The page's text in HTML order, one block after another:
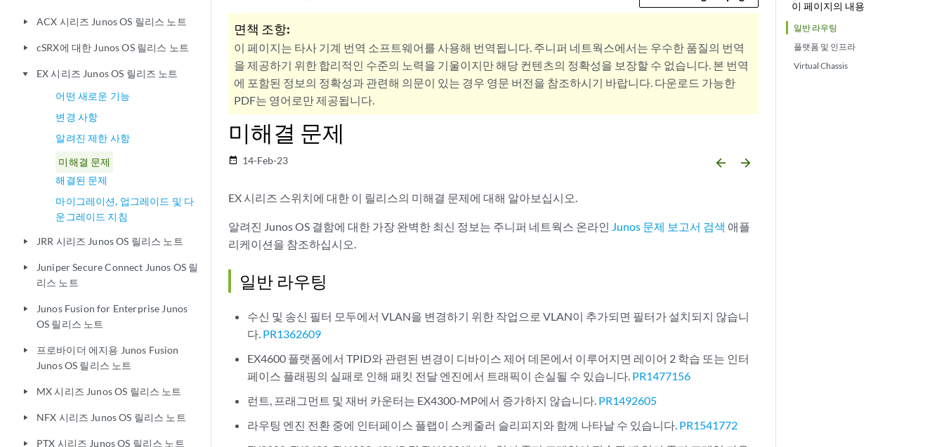
play_arrow ACX 시리즈 Junos OS 릴리스 노트
play_arrow cSRX에 대한 Junos OS 릴리스 노트
play_arrow
EX 시리즈 Junos OS 릴리즈 노트
어떤 새로운 기능
변경 사항
알려진 제한 사항
미해결 문제
해결된 문제
마이그레이션, 업그레이드 및 다
운그레이드 지침
play_arrow JRR 시리즈 Junos OS 릴리스 노트
play_arrow
Juniper Secure Connect Junos OS 릴
리스 노트
play_arrow
Junos Fusion for Enterprise Junos
OS 릴리스 노트
play_arrow
프로바이더 에지용 Junos Fusion
Junos OS 릴리스 노트
play_arrow MX 시리즈 Junos OS 릴리스 노트
play_arrow NFX 시리즈 Junos OS 릴리스 노트
play_arrow PTX 시리즈 Junos OS 릴리스 노트
이 페이지의 내용
일반 라우팅
플랫폼 및 인프라
Virtual Chassis
면책 조항:
이 페이지는 타사 기계 번역 소프트웨어를 사용해 번역됩니다. 주니퍼 네트웍스에서는 우수한 품질의 번역
을 제공하기 위한 합리적인 수준의 노력을 기울이지만 해당 컨텐츠의 정확성을 보장할 수 없습니다. 본 번역
에 포함된 정보의 정확성과 관련해 의문이 있는 경우 영문 버전을 참조하시기 바랍니다. 다운로드 가능한
PDF는 영어로만 제공됩니다.
미해결 문제
date_range 14-Feb-23 arrow_backward arrow_forward
EX 시리즈 스위치에 대한 이 릴리스의 미해결 문제에 대해 알아보십시오.
알려진 Junos OS 결함에 대한 가장 완벽한 최신 정보는 주니퍼 네트웍스 온라인 Junos 문제 보고서 검색 애플
리케이션을 참조하십시오.
일반 라우팅
수신 및 송신 필터 모두에서 VLAN을 변경하기 위한 작업으로 VLAN이 추가되면 필터가 설치되지 않습니
다. PR1362609
EX4600 플랫폼에서 TPID와 관련된 변경이 디바이스 제어 데몬에서 이루어지면 레이어 2 학습 또는 인터
페이스 플래핑의 실패로 인해 패킷 전달 엔진에서 트래픽이 손실될 수 있습니다. PR1477156
런트, 프래그먼트 및 재버 카운터는 EX4300-MP에서 증가하지 않습니다. PR1492605
라우팅 엔진 전환 중에 인터페이스 플랩이 스케줄러 슬리피지와 함께 나타날 수 있습니다. PR1541772